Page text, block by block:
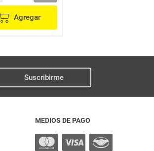
Agregar
Suscribirme
MEDIOS DE PAGO